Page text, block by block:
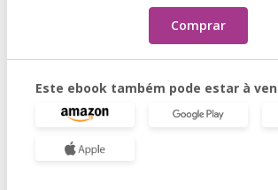
Comprar
Este ebook também pode estar à